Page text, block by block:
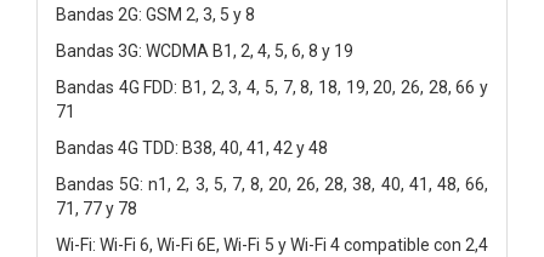
Bandas 2G: GSM 2, 3, 5 y 8
Bandas 3G: WCDMA B1, 2, 4, 5, 6, 8 y 19
Bandas 4G FDD: B1, 2, 3, 4, 5, 7, 8, 18, 19, 20, 26, 28, 66 y
71
Bandas 4G TDD: B38, 40, 41, 42 y 48
Bandas 5G: n1, 2, 3, 5, 7, 8, 20, 26, 28, 38, 40, 41, 48, 66,
71, 77 y 78
Wi-Fi: Wi-Fi 6, Wi-Fi 6E, Wi-Fi 5 y Wi-Fi 4 compatible con 2,4